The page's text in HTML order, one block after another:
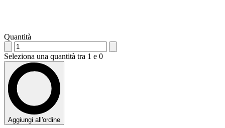
Quantità
Seleziona una quantità tra 1 e 0
Aggiungi all'ordine